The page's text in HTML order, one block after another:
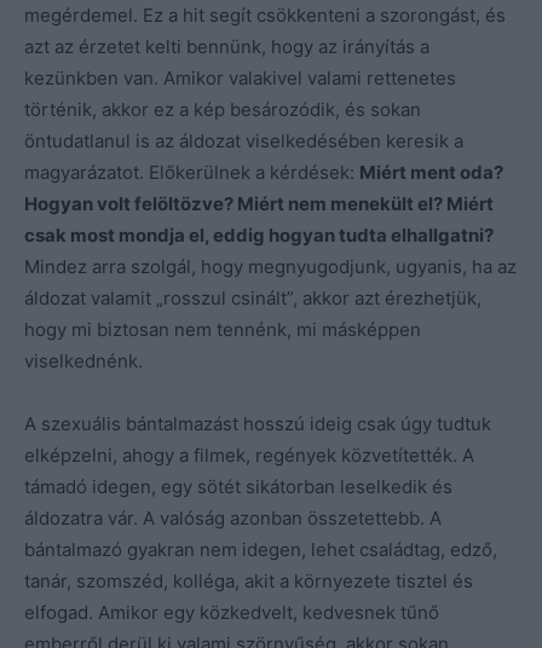
megérdemel. Ez a hit segít csökkenteni a szorongást, és
azt az érzetet kelti bennünk, hogy az irányítás a
kezünkben van. Amikor valakivel valami rettenetes
történik, akkor ez a kép besározódik, és sokan
öntudatlanul is az áldozat viselkedésében keresik a
magyarázatot. Előkerülnek a kérdések: Miért ment oda?
Hogyan volt felöltözve? Miért nem menekült el? Miért
csak most mondja el, eddig hogyan tudta elhallgatni?
Mindez arra szolgál, hogy megnyugodjunk, ugyanis, ha az
áldozat valamit „rosszul csinált”, akkor azt érezhetjük,
hogy mi biztosan nem tennénk, mi másképpen
viselkednénk.
A szexuális bántalmazást hosszú ideig csak úgy tudtuk
elképzelni, ahogy a filmek, regények közvetítették. A
támadó idegen, egy sötét sikátorban leselkedik és
áldozatra vár. A valóság azonban összetettebb. A
bántalmazó gyakran nem idegen, lehet családtag, edző,
tanár, szomszéd, kolléga, akit a környezete tisztel és
elfogad. Amikor egy közkedvelt, kedvesnek tűnő